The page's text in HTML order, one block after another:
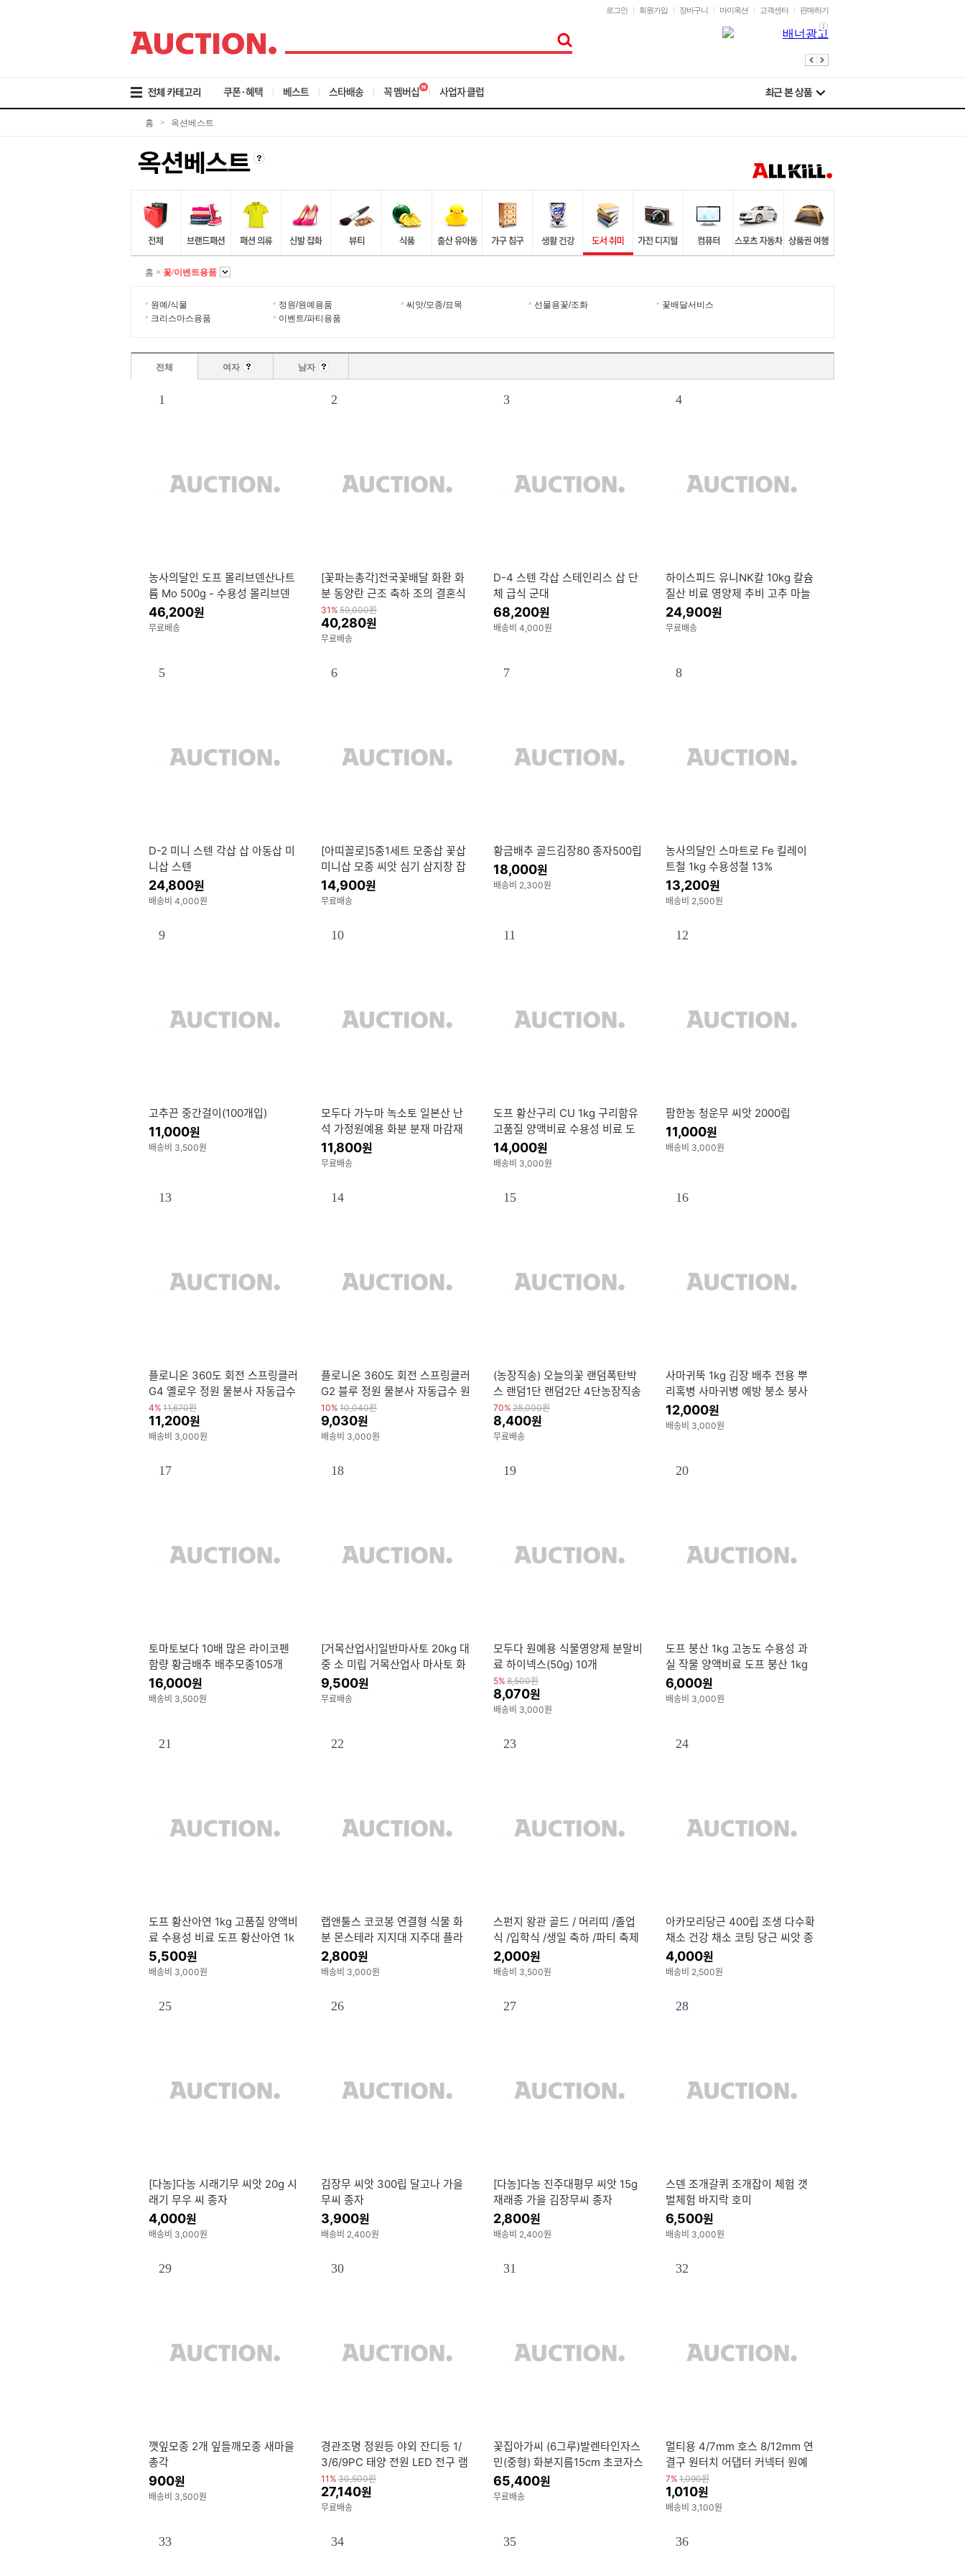
로
가
로
가
로
가
로그인 회원가입 장바구니 마이옥션 고객센터 판매하기
쿠폰·혜택 베스트 스타배송 꼭 멤버십 사업자 클럽
홈 > 옥션베스트
홈 > 꽃/이벤트용품
원예/식물 정원/원예용품 씨앗/모종/묘목 선물용꽃/조화
꽃배달서비스
크리스마스용품
이벤트/파티용품
전체 여자 남자
1
농사의달인 도프 몰리브덴산나트
륨 Mo 500g - 수용성 몰리브덴
비료
46,200원
무료배송
2
[꽃파는총각]전국꽃배달 화환 화
분 동양란 근조 축하 조의 결혼식
개업축하 장례식 전국 당일 3시간
사진 전송
31% 59,000원
40,280원
무료배송
3
D-4 스텐 각삽 스테인리스 삽 단
체 급식 군대
68,200원
배송비 4,000원
4
하이스피드 유니NK칼 10kg 칼슘
질산 비료 영양제 추비 고추 마늘
양파 질소 수용성 관주 유기질
24,900원
무료배송
5
D-2 미니 스텐 각삽 삽 아동삽 미
니삽 스텐
24,800원
배송비 4,000원
6
[아띠꼴로]5종1세트 모종삽 꽃삽
미니삽 모종 씨앗 심기 삼지창 잡
초제거기 갈퀴 텃밭 가드닝 용품
분갈이 원예 도구
14,900원
무료배송
7
황금배추 골드김장80 종자500립
18,000원
배송비 2,300원
8
농사의달인 스마트로 Fe 킬레이
트철 1kg 수용성철 13%
13,200원
배송비 2,500원
9
고추끈 중간걸이(100개입)
11,000원
배송비 3,500원
10
모두다 가누마 녹소토 일본산 난
석 가정원예용 화분 분재 마감재
11,800원
무료배송
11
도프 황산구리 CU 1kg 구리함유
고품질 양액비료 수용성 비료 도
프 황산구리 CU 1kg 구리함유 고
품질 양액비
14,000원
배송비 3,000원
12
팜한농 청운무 씨앗 2000립
11,000원
배송비 3,000원
13
플로니온 360도 회전 스프링클러
G4 옐로우 정원 물분사 자동급수
원예용
4% 11,670원
11,200원
배송비 3,000원
14
플로니온 360도 회전 스프링클러
G2 블루 정원 물분사 자동급수 원
예용
10% 10,040원
9,030원
배송비 3,000원
15
(농장직송) 오늘의꽃 랜덤폭탄박
스 랜덤1단 랜덤2단 4단농장직송
데일리꽃 생화폭탄박스
70% 28,000원
8,400원
무료배송
16
사마귀뚝 1kg 김장 배추 전용 뿌
리혹병 사마귀병 예방 붕소 붕사
부족 김장 무우 밑거름
12,000원
배송비 3,000원
17
토마토보다 10배 많은 라이코펜
함량 황금배추 배추모종105개
16,000원
배송비 3,500원
18
[거목산업사]일반마사토 20kg 대
중 소 미립 거목산업사 마사토 화
초 배수 멀칭 분갈이
9,500원
무료배송
19
모두다 원예용 식물영양제 분말비
료 하이넥스(50g) 10개
5% 8,500원
8,070원
배송비 3,000원
20
도프 붕산 1kg 고농도 수용성 과
실 작물 양액비료 도프 붕산 1kg
고농도 수용성 과실 작물 양액비
료
6,000원
배송비 3,000원
21
도프 황산아연 1kg 고품질 양액비
료 수용성 비료 도프 황산아연 1k
g 고품질 양액비료 수
5,500원
배송비 3,000원
22
랩앤툴스 코코봉 연결형 식물 화
분 몬스테라 지지대 지주대 플라
스틱 수태봉 60cm
2,800원
배송비 3,000원
23
스펀지 왕관 골드 / 머리띠 /졸업
식 /입학식 /생일 축하 /파티 축제
2,000원
배송비 3,500원
24
아카모리당근 400립 조생 다수확
채소 건강 채소 코팅 당근 씨앗 종
자 권농
4,000원
배송비 2,500원
25
[다농]다농 시래기무 씨앗 20g 시
래기 무우 씨 종자
4,000원
배송비 3,000원
26
김장무 씨앗 300립 달고나 가을
무씨 종자
3,900원
배송비 2,400원
27
[다농]다농 진주대평무 씨앗 15g
재래종 가을 김장무씨 종자
2,800원
배송비 2,400원
28
스덴 조개갈퀴 조개잡이 체험 갯
벌체험 바지락 호미
6,500원
배송비 3,000원
29
깻잎모종 2개 잎들깨모종 새마을
총각
900원
배송비 3,500원
30
경관조명 정원등 야외 잔디등 1/
3/6/9PC 태양 전원 LED 전구 램
프 에너지 빛 방수 정원 조명 거리
전지 패
11% 30,500원
27,140원
무료배송
31
꽃집아가씨 (6그루)발렌타인자스
민(중형) 화분지름15cm 초코자스
민 듀란타 향기나는꽃 사계절꽃
공기정화
65,400원
무료배송
32
멀티용 4/7mm 호스 8/12mm 연
결구 원터치 어댑터 커넥터 원예
노즐 정원 커플러
7% 1,090원
1,010원
배송비 3,100원
33 34 35 36